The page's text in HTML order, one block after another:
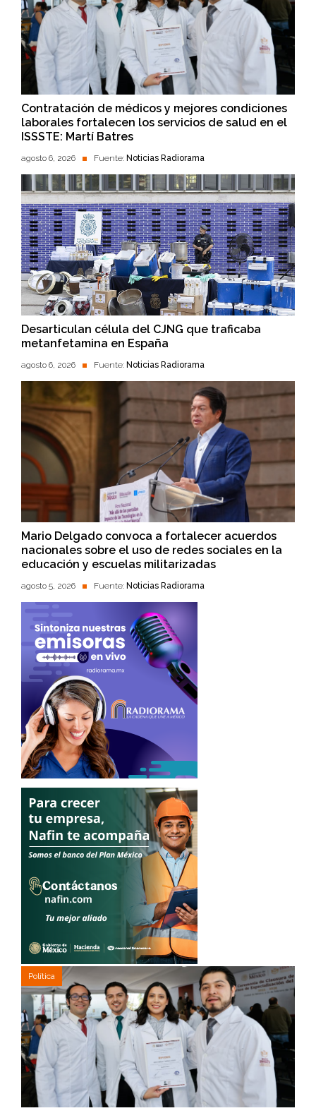
Contratación de médicos y mejores condiciones
laborales fortalecen los servicios de salud en el
ISSSTE: Martí Batres
agosto 6, 2026 Fuente: Noticias Radiorama
Desarticulan célula del CJNG que traficaba
metanfetamina en España
agosto 6, 2026 Fuente: Noticias Radiorama
Mario Delgado convoca a fortalecer acuerdos
nacionales sobre el uso de redes sociales en la
educación y escuelas militarizadas
agosto 5, 2026 Fuente: Noticias Radiorama
Política